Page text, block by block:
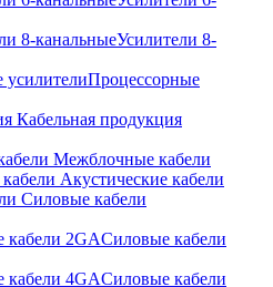
Усилители 8-
Процессорные
Кабельная продукция
Межблочные кабели
Акустические кабели
Силовые кабели
Силовые кабели
Силовые кабели